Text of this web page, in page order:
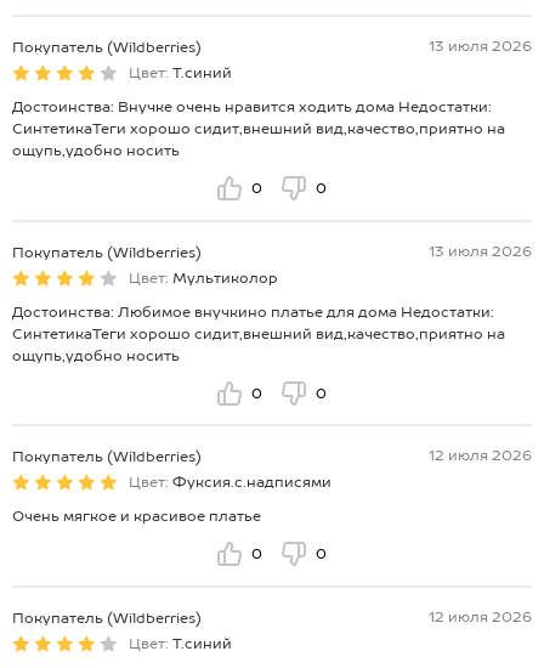
Покупатель (Wildberries)
13 июля 2026
Цвет: Т.синий
Достоинства: Внучке очень нравится ходить дома Недостатки:
СинтетикаТеги хорошо сидит,внешний вид,качество,приятно на
ощупь,удобно носить
0 0
Покупатель (Wildberries)
13 июля 2026
Цвет: Мультиколор
Достоинства: Любимое внучкино платье для дома Недостатки:
СинтетикаТеги хорошо сидит,внешний вид,качество,приятно на
ощупь,удобно носить
0 0
Покупатель (Wildberries)
12 июля 2026
Цвет: Фуксия.с.надписями
Очень мягкое и красивое платье
0 0
Покупатель (Wildberries)
12 июля 2026
Цвет: Т.синий